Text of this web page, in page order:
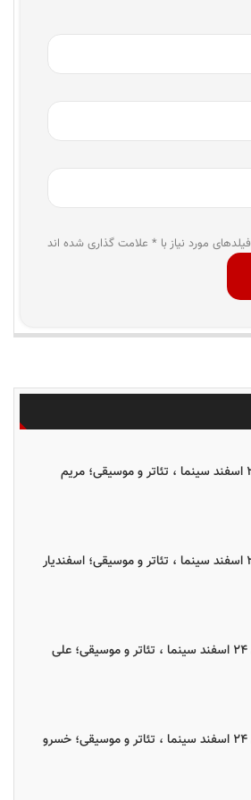
فیلدهای مورد نیاز با * علامت گذاری شده اند
متولدین ۲۴ اسفند سینما ، تئاتر و موسیقی؛ مریم
متولدین ۲۴ اسفند سینما ، تئاتر و موسیقی؛ اسفندیار
درگذشتگان ۲۴ اسفند سینما ، تئاتر و موسیقی؛ علی
درگذشتگان ۲۴ اسفند سینما ، تئاتر و موسیقی؛ خسرو